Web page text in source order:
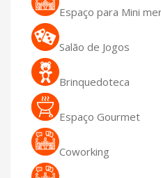
Espaço para Mini
Salão de Jogos
Brinquedoteca
Espaço Gourmet
Coworking